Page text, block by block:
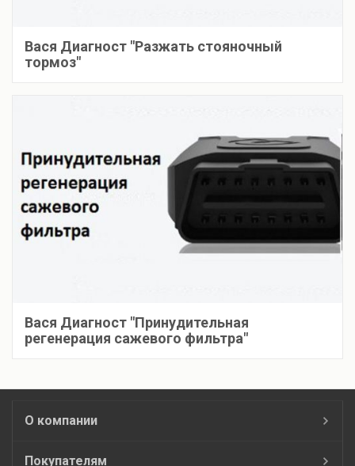
Вася Диагност "Разжать стояночный
тормоз"
Вася Диагност "Принудительная
регенерация сажевого фильтра"
О компании
Покупателям